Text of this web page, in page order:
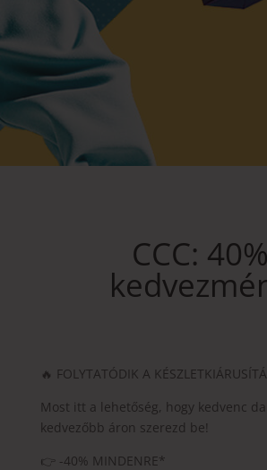
CCC: 40%
🔥 FOLYTATÓDIK A
Most itt a lehetőség, hogy kedvenc
kedvezőbb áron szerezd be!
👉 -40% MINDENRE*